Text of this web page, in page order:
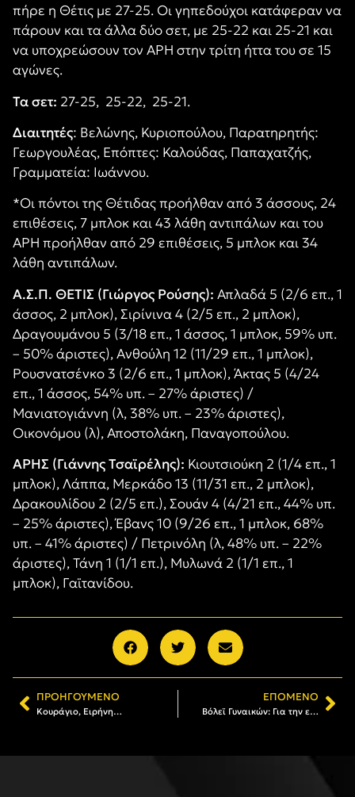
πήρε η Θέτις με 27-25. Οι γηπεδούχοι κατάφεραν να
πάρουν και τα άλλα δύο σετ, με 25-22 και 25-21 και
να υποχρεώσουν τον ΑΡΗ στην τρίτη ήττα του σε 15
αγώνες.
Τα σετ: 27-25, 25-22, 25-21.
Διαιτητές: Βελώνης, Κυριοπούλου, Παρατηρητής:
Γεωργουλέας, Επόπτες: Καλούδας, Παπαχατζής,
Γραμματεία: Ιωάννου.
*Οι πόντοι της Θέτιδας προήλθαν από 3 άσσους, 24
επιθέσεις, 7 μπλοκ και 43 λάθη αντιπάλων και του
ΑΡΗ προήλθαν από 29 επιθέσεις, 5 μπλοκ και 34
λάθη αντιπάλων.
Α.Σ.Π. ΘΕΤΙΣ (Γιώργος Ρούσης): Απλαδά 5 (2/6 επ., 1
άσσος, 2 μπλοκ), Σιρίνινα 4 (2/5 επ., 2 μπλοκ),
Δραγουμάνου 5 (3/18 επ., 1 άσσος, 1 μπλοκ, 59% υπ.
– 50% άριστες), Ανθούλη 12 (11/29 επ., 1 μπλοκ),
Ρουσνατσένκο 3 (2/6 επ., 1 μπλοκ), Άκτας 5 (4/24
επ., 1 άσσος, 54% υπ. – 27% άριστες) /
Μανιατογιάννη (λ, 38% υπ. – 23% άριστες),
Οικονόμου (λ), Αποστολάκη, Παναγοπούλου.
ΑΡΗΣ (Γιάννης Τσαϊρέλης): Κιουτσιούκη 2 (1/4 επ., 1
μπλοκ), Λάππα, Μερκάδο 13 (11/31 επ., 2 μπλοκ),
Δρακουλίδου 2 (2/5 επ.), Σουάν 4 (4/21 επ., 44% υπ.
– 25% άριστες), Έβανς 10 (9/26 επ., 1 μπλοκ, 68%
υπ. – 41% άριστες) / Πετρινόλη (λ, 48% υπ. – 22%
άριστες), Τάνη 1 (1/1 επ.), Μυλωνά 2 (1/1 επ., 1
μπλοκ), Γαϊτανίδου.
ΠΡΟΗΓΟΎΜΕΝΟ
Κουράγιο, Ειρήνη…
ΕΠΌΜΕΝΟ
Βόλεϊ Γυναικών: Για την επιστροφή στις νίκες ο ΑΡΗΣ